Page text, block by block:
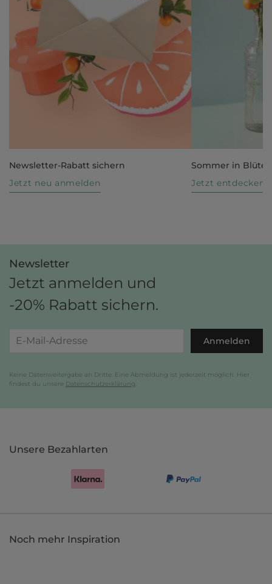
Newsletter-Rabatt sichern
Jetzt neu anmelden
Sommer in Blüte
Jetzt entdecken
Newsletter
Jetzt anmelden und
-20% Rabatt sichern.
Anmelden
Keine Datenweitergabe an Dritte. Eine Abmeldung ist jederzeit möglich. Hier
findest du unsere Datenschutzerklärung
Unsere Bezahlarten
Noch mehr Inspiration